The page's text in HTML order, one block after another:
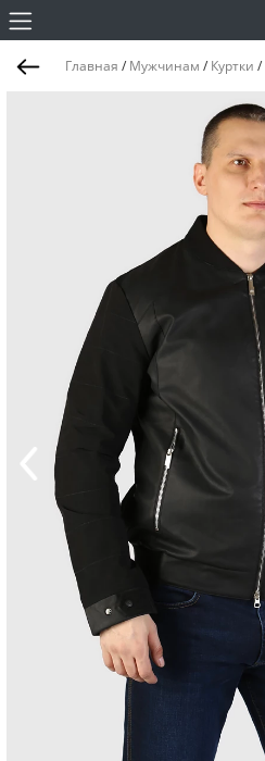
Главная / Мужчинам / Куртки /